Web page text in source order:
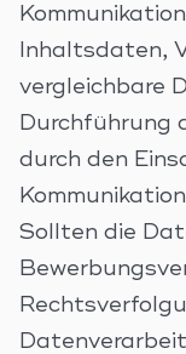
Inhaltsdaten,
vergleichbare
Durchführung
durch den
Sollten die